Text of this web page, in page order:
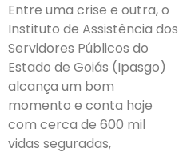
Entre uma crise e outra, o
Instituto de Assistência dos
Servidores Públicos do
Estado de Goiás (Ipasgo)
alcança um bom
momento e conta hoje
com cerca de 600 mil
vidas seguradas,